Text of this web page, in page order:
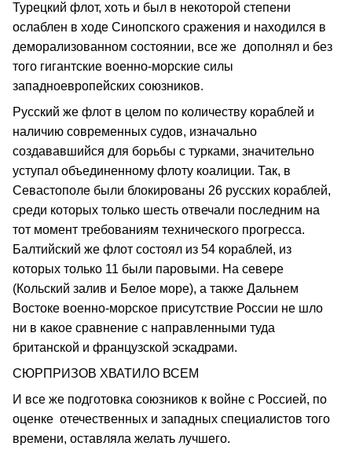
Турецкий флот, хоть и был в некоторой степени
ослаблен в ходе Синопского сражения и находился в
деморализованном состоянии, все же дополнял и без
того гигантские военно-морские силы
западноевропейских союзников.
Русский же флот в целом по количеству кораблей и
наличию современных судов, изначально
создававшийся для борьбы с турками, значительно
уступал объединенному флоту коалиции. Так, в
Севастополе были блокированы 26 русских кораблей,
среди которых только шесть отвечали последним на
тот момент требованиям технического прогресса.
Балтийский же флот состоял из 54 кораблей, из
которых только 11 были паровыми. На севере
(Кольский залив и Белое море), а также Дальнем
Востоке военно-морское присутствие России не шло
ни в какое сравнение с направленными туда
британской и французской эскадрами.
СЮРПРИЗОВ ХВАТИЛО ВСЕМ
И все же подготовка союзников к войне с Россией, по
оценке отечественных и западных специалистов того
времени, оставляла желать лучшего.